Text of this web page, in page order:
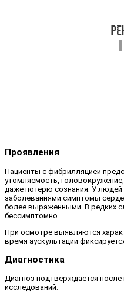
Проявления
Пациенты с фибрилляцией
утомляемость,
даже потерю сознания. У
заболеваниями симптомы
более выраженными. В редких
бессимптомно.
При осмотре выявляются
время аускультации
Диагностика
Диагноз подтверждается
исследований: